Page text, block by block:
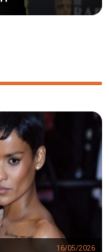
16/05/2026